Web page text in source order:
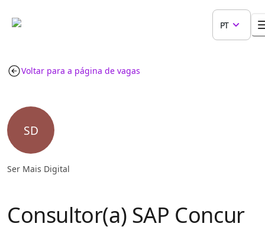
PT
Voltar para a página de vagas
SD
Ser Mais Digital
Consultor(a) SAP Concur